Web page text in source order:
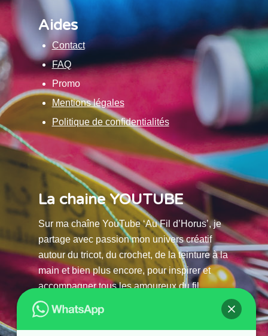
Aides
Contact
FAQ
Promo
Mentions légales
Politique de confidentialités
La chaine YOUTUBE
Sur ma chaîne YouTube ‘Au Fil d’Horus’, je
partage avec passion mon univers créatif
autour du tricot, du crochet, de la teinture à la
main et bien plus encore, pour inspirer et
accompagner tous les amoureux du fil.